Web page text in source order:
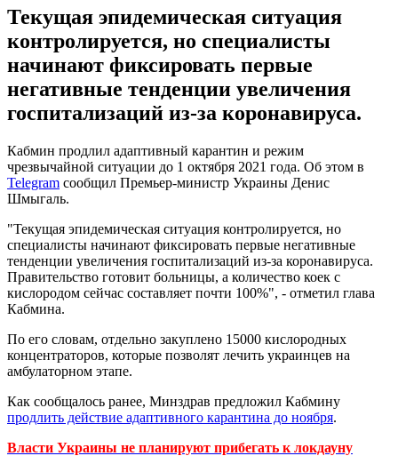
Текущая эпидемическая ситуация
контролируется, но специалисты
начинают фиксировать первые
негативные тенденции увеличения
госпитализаций из-за коронавируса.
Кабмин продлил адаптивный карантин и режим
чрезвычайной ситуации до 1 октября 2021 года. Об этом в
Telegram сообщил Премьер-министр Украины Денис
Шмыгаль.
"Текущая эпидемическая ситуация контролируется, но
специалисты начинают фиксировать первые негативные
тенденции увеличения госпитализаций из-за коронавируса.
Правительство готовит больницы, а количество коек с
кислородом сейчас составляет почти 100%", - отметил глава
Кабмина.
По его словам, отдельно закуплено 15000 кислородных
концентраторов, которые позволят лечить украинцев на
амбулаторном этапе.
Как сообщалось ранее, Минздрав предложил Кабмину
продлить действие адаптивного карантина до ноября.
Власти Украины не планируют прибегать к локдауну